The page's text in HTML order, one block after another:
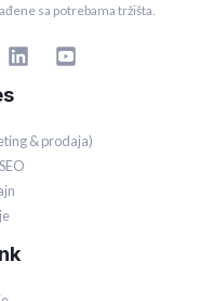
sa potrebama tržišta.
& prodaja)